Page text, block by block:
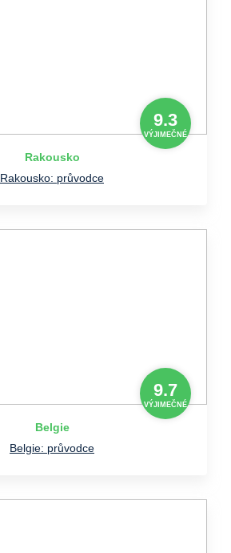
9.3
VÝJIMEČNÉ
Rakousko
Rakousko: průvodce
9.7
VÝJIMEČNÉ
Belgie
Belgie: průvodce